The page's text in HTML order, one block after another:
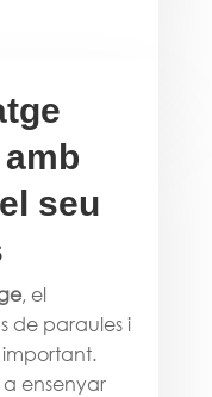
seu
, el
de paraules i
important.
ensenyar